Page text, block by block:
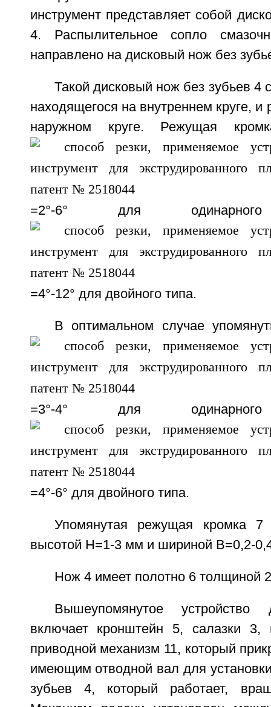
инструмент представляет собой
4. Распылительное сопло
направлено на дисковый нож без
Такой дисковый нож без зубьев 4
находящегося на внутреннем круге,
наружном круге. Режущая
=2°-6° для
=4°-12° для двойного типа.
В оптимальном случае
=3°-4° для
=4°-6° для двойного типа.
Упомянутая режущая кромка
высотой Н=1-3 мм и шириной В=0,2-
Нож 4 имеет полотно 6 толщиной
Вышеупомянутое
включает кронштейн 5, салазки 3,
приводной механизм 11, который
имеющим отводной вал для
зубьев 4, который работает,